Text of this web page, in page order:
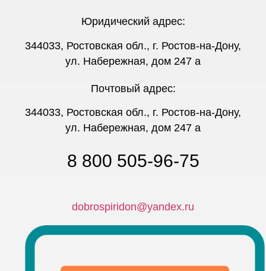
Юридический адрес:
344033, Ростовская обл., г. Ростов-на-Дону,
ул. Набережная, дом 247 а
Почтовый адрес:
344033, Ростовская обл., г. Ростов-на-Дону,
ул. Набережная, дом 247 а
8 800 505-96-75
dobrospiridon@yandex.ru